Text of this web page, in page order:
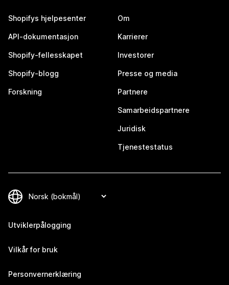
Shopifys hjelpesenter
API-dokumentasjon
Shopify-fellesskapet
Shopify-blogg
Forskning
Om
Karrierer
Investorer
Presse og media
Partnere
Samarbeidspartnere
Juridisk
Tjenestestatus
Utviklerpålogging
Vilkår for bruk
Personvernerklæring